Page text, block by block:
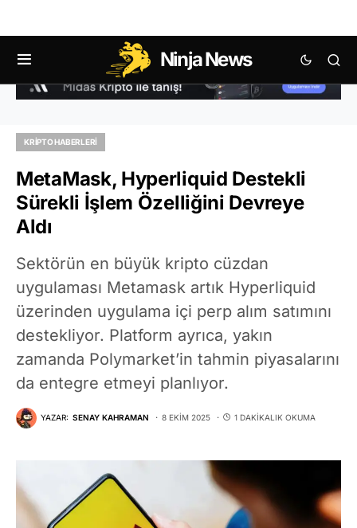
Ninja News
KRIPTO HABERLERI
MetaMask, Hyperliquid Destekli
Sürekli İşlem Özelliğini Devreye
Aldı
Sektörün en büyük kripto cüzdan
uygulaması Metamask artık Hyperliquid
üzerinden uygulama içi perp alım satımını
destekliyor. Platform ayrıca, yakın
zamanda Polymarket’in tahmin piyasalarını
da entegre etmeyi planlıyor.
YAZAR: SENAY KAHRAMAN 8 EKIM 2025 1 DAKIKALIK OKUMA